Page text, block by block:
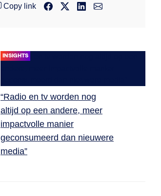
Copy link
INSIGHTS
“Radio en tv worden nog
altijd op een andere, meer
impactvolle manier
geconsumeerd dan nieuwere
media”